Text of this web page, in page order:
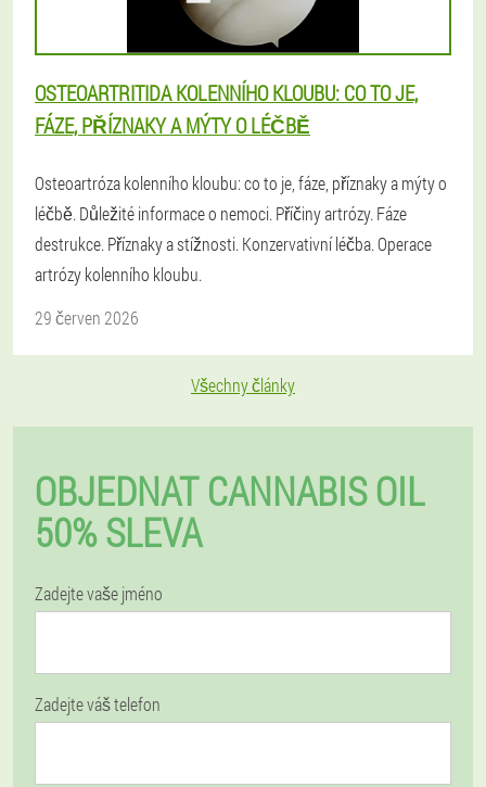
OSTEOARTRITIDA KOLENNÍHO KLOUBU: CO TO JE,
FÁZE, PŘÍZNAKY A MÝTY O LÉČBĚ
Osteoartróza kolenního kloubu: co to je, fáze, příznaky a mýty o
léčbě. Důležité informace o nemoci. Příčiny artrózy. Fáze
destrukce. Příznaky a stížnosti. Konzervativní léčba. Operace
artrózy kolenního kloubu.
29 červen 2026
Všechny články
OBJEDNAT CANNABIS OIL
50% SLEVA
Zadejte vaše jméno
Zadejte váš telefon